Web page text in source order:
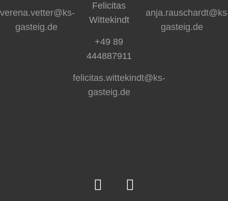
verena.vetter@ks-
gasteig.de
Felicitas
Wittekindt
+49 89
444887911
felicitas.wittekindt@ks-
gasteig.de
gasteig.de